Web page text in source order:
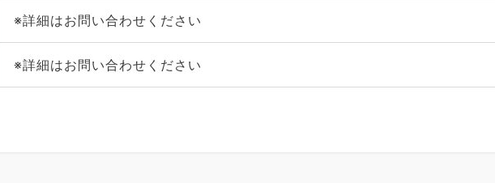
※詳細はお問い合わせください
※詳細はお問い合わせください